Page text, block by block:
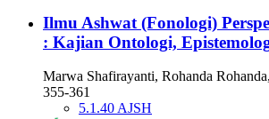
Ilmu Ashwat (Fonologi)
: Kajian Ontologi,
Marwa Shafirayanti, Rohanda
355-361
5.1.40 AJSH